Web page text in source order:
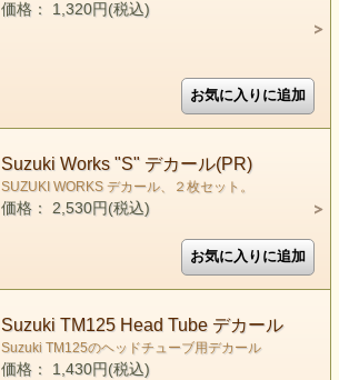
価格： 1,320円(税込)
Suzuki Works "S" デカール(PR)
SUZUKI WORKS デカール、２枚セット。
価格： 2,530円(税込)
Suzuki TM125 Head Tube デカール
Suzuki TM125のヘッドチューブ用デカール
価格： 1,430円(税込)